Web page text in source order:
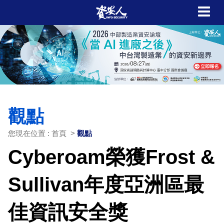
觀點
您現在位置 : 首頁 > 觀點
Cyberoam榮獲Frost &
Sullivan年度亞洲區最
佳資訊安全獎